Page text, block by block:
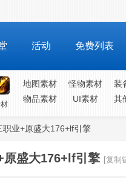
活动 免费列表
地图素材 怪物素材
装
物品素材
UI素材 其
职业+原盛大176+lf引擎
原盛大176+lf引擎 [复制